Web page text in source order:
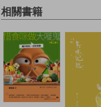
相關書籍